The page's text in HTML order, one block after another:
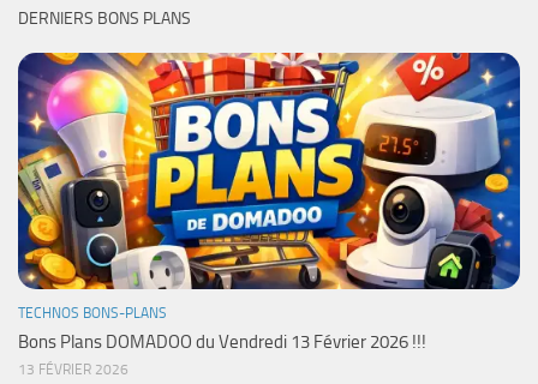
DERNIERS BONS PLANS
TECHNOS BONS-PLANS
Bons Plans DOMADOO du Vendredi 13 Février 2026 !!!
13 FÉVRIER 2026